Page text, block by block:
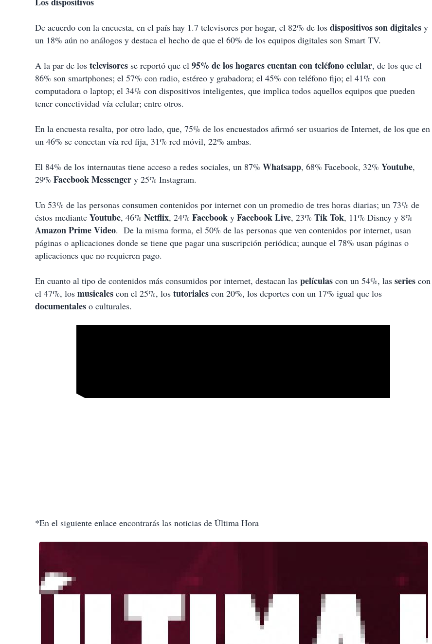
De acuerdo con la encuesta, en el país hay 1.7 televisores por hogar, el 82% de los dispositivossondigitales y
un 18% aún no análogos y destaca el hecho de que el 60% de los equipos digitales son Smart TV.
A la par de los televisores se reportó que el 95% de los hogares cuentan con teléfono celular, de los que el
86% son smartphones; el 57% con radio, estéreo y grabadora; el 45% con teléfono fijo; el 41% con
computadora o laptop; el 34% con dispositivos inteligentes, que implica todos aquellos equipos que pueden
tener conectividad vía celular; entre otros.
En la encuesta resalta, por otro lado, que, 75% de los encuestados afirmó ser usuarios de Internet, de los que en
un 46% se conectan vía red fija, 31% red móvil, 22% ambas.
El 84% de los internautas tiene acceso a redes sociales, un 87% Whatsapp, 68% Facebook, 32% Youtube,
29% FacebookMessenger y 25% Instagram.
Un 53% de las personas consumen contenidos por internet con un promedio de tres horas diarias; un 73% de
éstos mediante Youtube, 46% Netflix, 24% Facebook y FacebookLive, 23% TikTok, 11% Disney y 8%
AmazonPrimeVideo. De la misma forma, el 50% de las personas que ven contenidos por internet, usan
páginas o aplicaciones donde se tiene que pagar una suscripción periódica; aunque el 78% usan páginas o
aplicaciones que no requieren pago.
En cuanto al tipo de contenidos más consumidos por internet, destacan las películas con un 54%, las series con
el 47%, los musicales con el 25%, los tutoriales con 20%, los deportes con un 17% igual que los
documentales o culturales.
*En el siguiente enlace encontrarás las noticias de Última Hora